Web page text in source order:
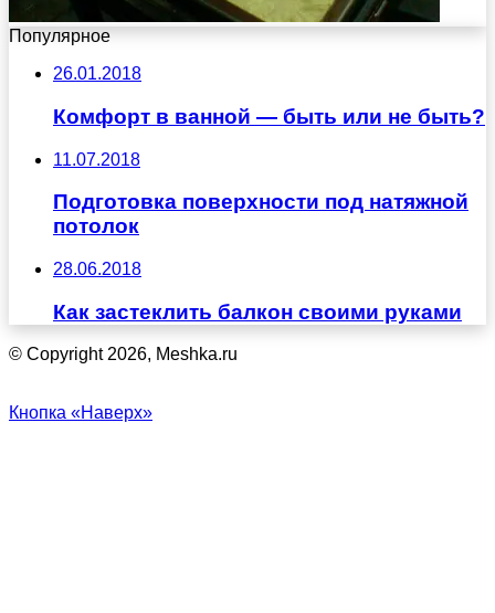
Популярное
26.01.2018
Комфорт в ванной — быть или не быть?
11.07.2018
Подготовка поверхности под натяжной
потолок
28.06.2018
Как застеклить балкон своими руками
© Copyright 2026, Meshka.ru
Кнопка «Наверх»